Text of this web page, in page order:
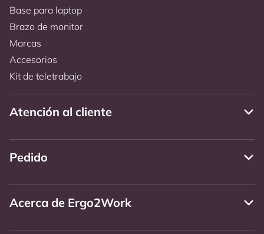
Base para laptop
Brazo de monitor
Marcas
Accesorios
Kit de teletrabajo
Atención al cliente
Pedido
Acerca de Ergo2Work